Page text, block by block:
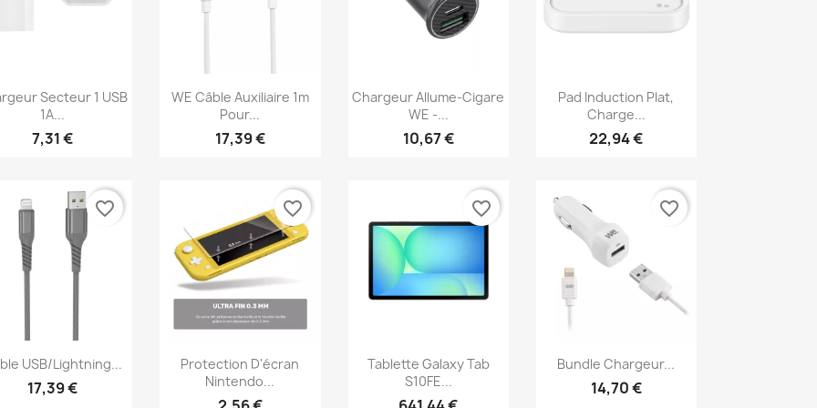
Aperçu rapide
Secteur 1 USB
1A...
7,31 €
Aperçu rapide
WE Câble Auxiliaire 1m
Pour...
17,39 €
Aperçu rapide
Chargeur Allume-Cigare
WE -...
10,67 €
Aperçu rapide
Pad Induction Plat,
Charge...
22,94 €
Aperçu rapide
USB/Lightning...
17,39 €
favorite_border
Aperçu rapide
Protection D'écran
Nintendo...
favorite_border
Aperçu rapide
Tablette Galaxy Tab
S10FE...
favorite_border
Aperçu rapide
Bundle Chargeur...
14,70 €
favorite_border